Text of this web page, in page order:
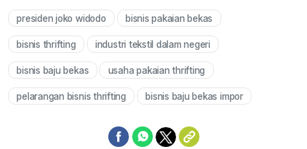
presiden joko widodo bisnis pakaian bekas
bisnis thrifting industri tekstil dalam negeri
bisnis baju bekas usaha pakaian thrifting
pelarangan bisnis thrifting bisnis baju bekas impor